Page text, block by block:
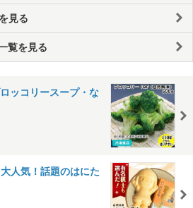
見る
覧を見る
ッコリースープ・な
人気！話題のはにた